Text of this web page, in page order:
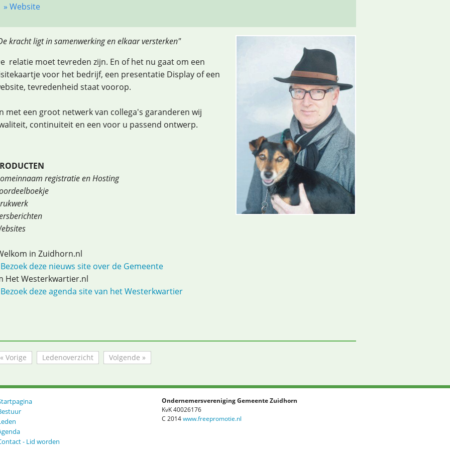
» Website
kracht ligt in samenwerking en elkaar versterken"
relatie moet tevreden zijn. En of het nu gaat om een
voor het bedrijf, een presentatie Display of een
tevredenheid staat voorop.
met een groot netwerk van collega's garanderen wij
continuiteit en een voor u passend ontwerp.
registratie en Hosting
in Zuidhorn.nl
deze nieuws site over de Gemeente
Het Westerkwartier.nl
deze agenda site van het Westerkwartier
« Vorige Ledenoverzicht Volgende »
- Lid worden
Ondernemersvereniging Gemeente Zuidhorn
KvK 40026176
C 2014www.freepromotie.nl